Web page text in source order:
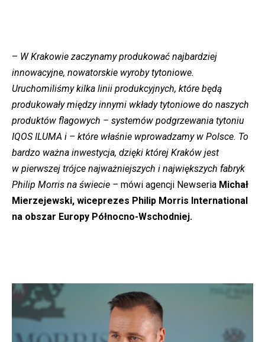
– W Krakowie zaczynamy produkować najbardziej
innowacyjne, nowatorskie wyroby tytoniowe.
Uruchomiliśmy kilka linii produkcyjnych, które będą
produkowały między innymi wkłady tytoniowe do naszych
produktów flagowych – systemów podgrzewania tytoniu
IQOS ILUMA i – które właśnie wprowadzamy w Polsce. To
bardzo ważna inwestycja, dzięki której Kraków jest
w pierwszej trójce najważniejszych i największych fabryk
Philip Morris na świecie – mówi agencji Newseria Michał
Mierzejewski, wiceprezes Philip Morris International
na obszar Europy Północno-Wschodniej.